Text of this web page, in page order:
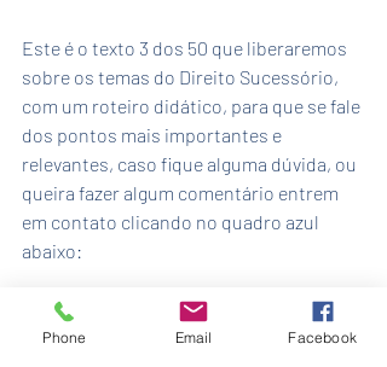
Este é o texto 3 dos 50 que liberaremos
sobre os temas do Direito Sucessório,
com um roteiro didático, para que se fale
dos pontos mais importantes e
relevantes, caso fique alguma dúvida, ou
queira fazer algum comentário entrem
em contato clicando no quadro azul
abaixo:
Phone Email Facebook